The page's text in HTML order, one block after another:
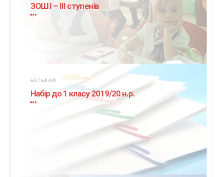
ЗОШ І – ІІІ ступенів
БАТЬКАМ
Набір до 1 класу 2019/20 н.р.